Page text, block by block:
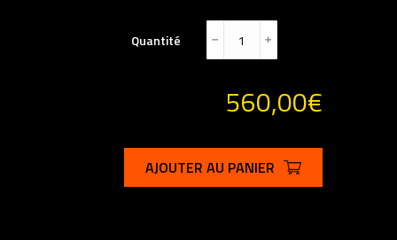
Quantité ﹣ ﹢
560,00€
AJOUTER AU PANIER